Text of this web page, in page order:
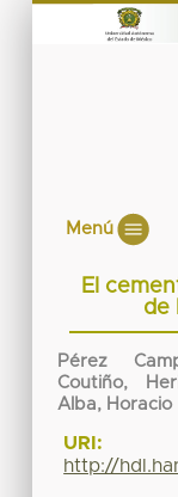
Menú
El
de
Pérez
Coutiño,
Alba, Horacio
URI:
http://